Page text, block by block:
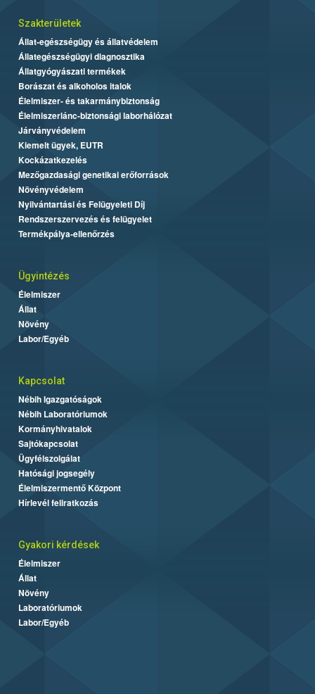
Szakterületek
Állat-egészségügy és állatvédelem
Állategészségügyi diagnosztika
Állatgyógyászati termékek
Borászat és alkoholos italok
Élelmiszer- és takarmánybiztonság
Élelmiszerlánc-biztonsági laborhálózat
Járványvédelem
Kiemelt ügyek, EUTR
Kockázatkezelés
Mezőgazdasági genetikai erőforrások
Növényvédelem
Nyilvántartási és Felügyeleti Díj
Rendszerszervezés és felügyelet
Termékpálya-ellenőrzés
Ügyintézés
Élelmiszer
Állat
Növény
Labor/Egyéb
Kapcsolat
Nébih Igazgatóságok
Nébih Laboratóriumok
Kormányhivatalok
Sajtókapcsolat
Ügyfélszolgálat
Hatósági jogsegély
Élelmiszermentő Központ
Hírlevél feliratkozás
Gyakori kérdések
Élelmiszer
Állat
Növény
Laboratóriumok
Labor/Egyéb